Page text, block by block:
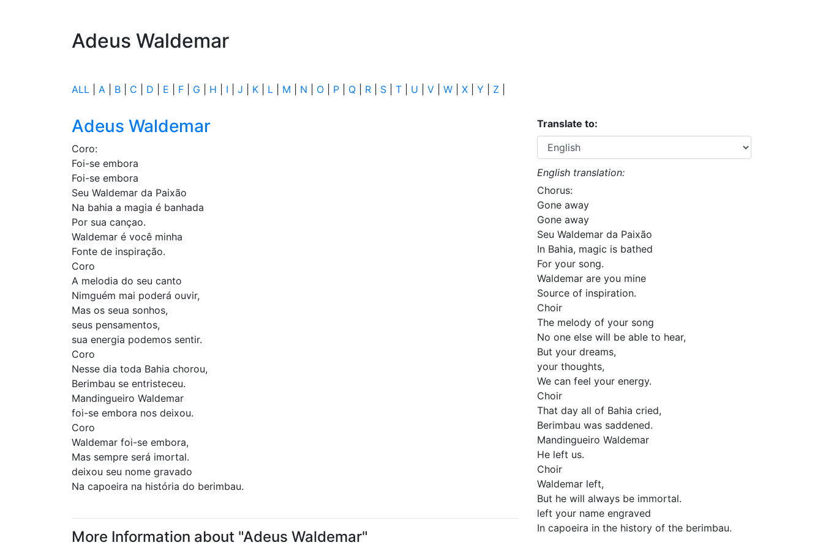
Adeus Waldemar
ALL A B C D E F G H I J K L M N O P Q R S T U V W X Y Z
Adeus Waldemar
Coro:
Foi-se embora
Foi-se embora
Seu Waldemar da Paixão
Na bahia a magia é banhada
Por sua cançao.
Waldemar é você minha
Fonte de inspiração.
Coro
A melodia do seu canto
Nimguém mai poderá ouvir,
Mas os seua sonhos,
seus pensamentos,
sua energia podemos sentir.
Coro
Nesse dia toda Bahia chorou,
Berimbau se entristeceu.
Mandingueiro Waldemar
foi-se embora nos deixou.
Coro
Waldemar foi-se embora,
Mas sempre será imortal.
deixou seu nome gravado
Na capoeira na história do berimbau.
More Information about "Adeus Waldemar"
Translate to:
English translation:
Chorus:
Gone away
Gone away
Seu Waldemar da Paixão
In Bahia, magic is bathed
For your song.
Waldemar are you mine
Source of inspiration.
Choir
The melody of your song
No one else will be able to hear,
But your dreams,
your thoughts,
We can feel your energy.
Choir
That day all of Bahia cried,
Berimbau was saddened.
Mandingueiro Waldemar
He left us.
Choir
Waldemar left,
But he will always be immortal.
left your name engraved
In capoeira in the history of the berimbau.